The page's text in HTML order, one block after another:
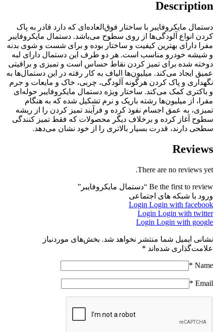
Description
دستمال مایکروفایبر با ساختار فوق‌العاده‌ای که دارد قادر به پاک
کردن انواع آلودگی‌ها از روی سطوح می‌باشد. دستمال مایکروفایبر
مفرا دارای بهترین کیفیت و ساختار بوده و برای شست‌ و شوی بدنه
و شیشه خودرو مناسب است. هر دو طرف این دستمال دارای لبه
دوخته شده برای تمیز کردن نقاط حساس است و تمیزی و براقیتی
عمیق ایجاد می‌کند. میلیون‌ها الیاف به کار رفته در این دستمال‌ها به
نگهداری و پاک کردن هرگونه آلودگی، چربی، خاک و مایعات و جرم
و باکتری کمک می‌کند. ساختار ویژه دستمال مایکروفایبر حوله‌ای
مفرا، از میلیون‌ها رشته باریک و نرم تشکیل شده که به هنگام
تمیزی، به عمق اجسام نفوذ کرده و فرآیند تمیز کردن را از ریشه
سطوح آغاز کرده و برخلاف دیگر محصولات که فقط تمیز کنندگی
سطحی دارند، قدرت بسیار بالاتری را از خود نشان می‌دهد.
Reviews
There are no reviews yet.
Be the first to review “دستمال مایکروفایبر”
ورود با شبکه های اجتماعی
Login Login with facebook
Login Login with twitter
Login Login with google
نشانی ایمیل شما منتشر نخواهد شد. بخش‌های موردنیاز
علامت‌گذاری شده‌اند *
Name
*
Email
*